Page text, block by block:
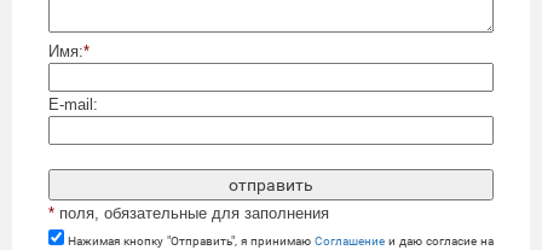
Имя:*
E-mail:
* поля, обязательные для заполнения
Нажимая кнопку "Отправить", я принимаю Cоглашение и даю согласие на